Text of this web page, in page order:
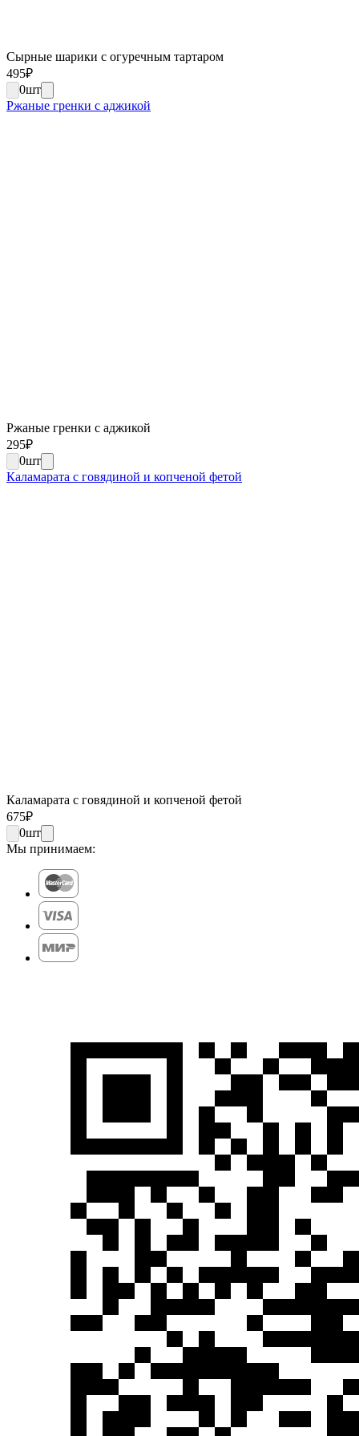
Сырные шарики с огуречным тартаром
495₽
0шт
Ржаные гренки с аджикой
Ржаные гренки с аджикой
295₽
0шт
Каламарата с говядиной и копченой фетой
Каламарата с говядиной и копченой фетой
675₽
0шт
Мы принимаем: